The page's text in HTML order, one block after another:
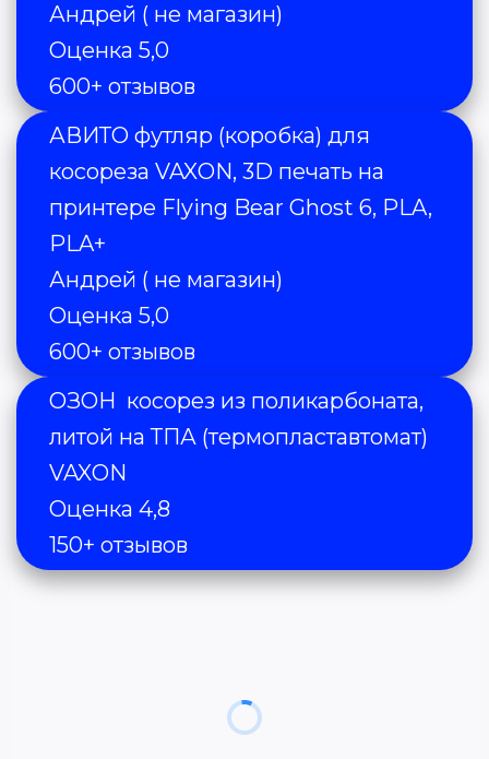
Андрей ( не магазин)
Оценка 5,0
600+ отзывов
АВИТО футляр (коробка) для
косореза VAXON, 3D печать на
принтере Flying Bear Ghost 6, PLA,
PLA+
Андрей ( не магазин)
Оценка 5,0
600+ отзывов
ОЗОН  косорез из поликарбоната,
литой на ТПА (термопластавтомат)
VAXON
Оценка 4,8
150+ отзывов